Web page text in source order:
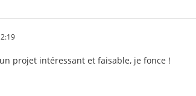
projet intéressant et faisable, je fonce !